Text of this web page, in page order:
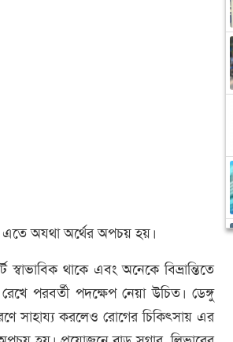
এতে অযথা অর্থের অপচয় হয়।
থাকে এবং অনেকে বিভ্রান্তিতে
পরবর্তী পদক্ষেপ নেয়া উচিত। ডেঙ্গু
সাহায্য করলেও রোগের চিকিৎসায় এর